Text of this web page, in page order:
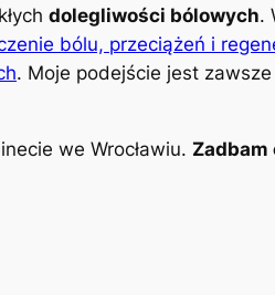
dolegliwości bólowych.
bólu, przeciążeń i
. Moje podejście jest
we Wrocławiu. Zadbam